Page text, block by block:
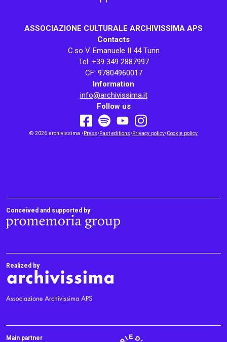
ASSOCIAZIONE CULTURALE ARCHIVISSIMA APS
Contacts
C.so V. Emanuele II 44 Turin
Tel. +39 349 2887997
CF: 97804960017
Information
info@archivissima.it
Follow us
facebookspotifyyoutubeinstagram
© 2026 archivissima •Press•Past editions•Privacy policy•Cookie policy
Conceived and supported by
Realized by
Main partner